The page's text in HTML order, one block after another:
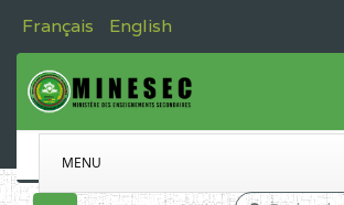
Français English
MENU